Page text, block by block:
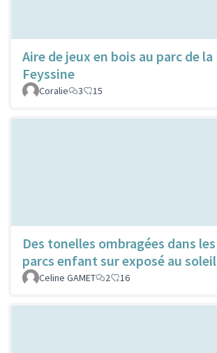
Aire de jeux en bois au parc de la
Feyssine
Coralie 3 15
Des tonelles ombragées dans les
parcs enfant sur exposé au soleil
Celine GAMET 2 16